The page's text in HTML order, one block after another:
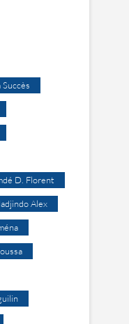
Succès
D. Florent
Alex